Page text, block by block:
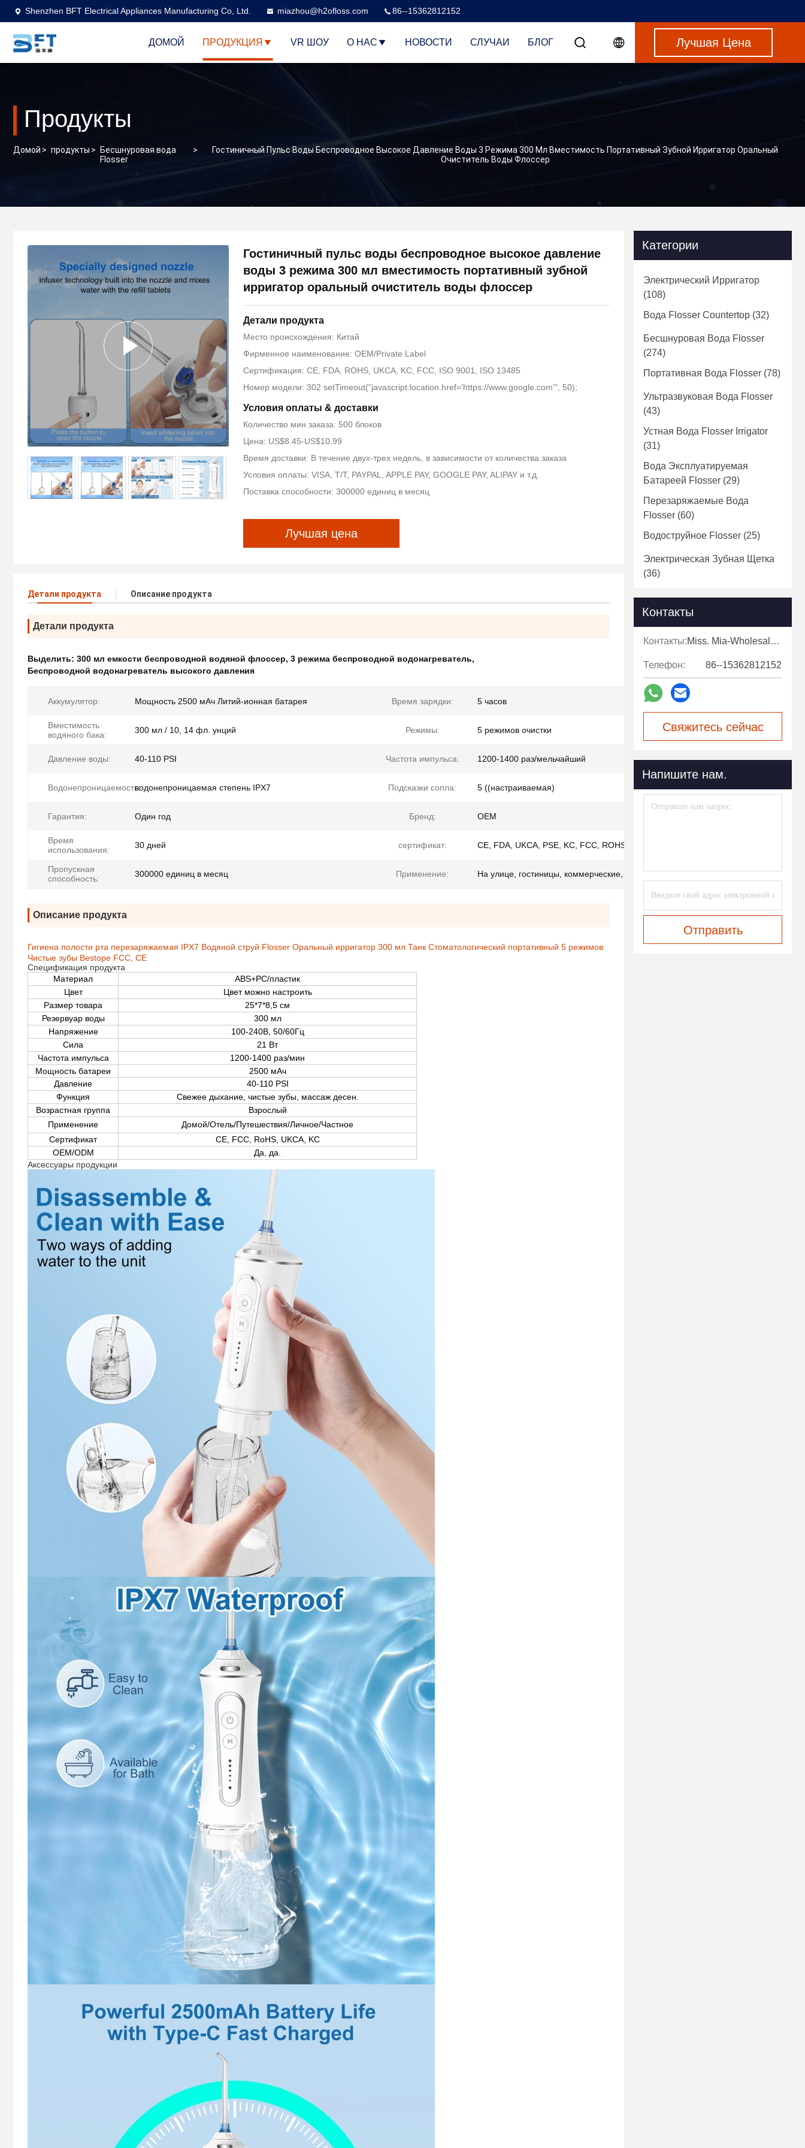
Shenzhen BFT Electrical Appliances Manufacturing Co, Ltd. miazhou@h2ofloss.com 86--15362812152
ДОМОЙ ПРОДУКЦИЯ VR ШОУ О НАС НОВОСТИ СЛУЧАИ БЛОГ Лучшая Цена
Продукты
Домой > продукты >
Бесшнуровая вода
Flosser
>
Гостиничный Пульс Воды Беспроводное Высокое Давление Воды 3 Режима 300 Мл Вместимость Портативный Зубной Ирригатор Оральный
Очиститель Воды Флоссер
Гостиничный пульс воды беспроводное высокое давление
воды 3 режима 300 мл вместимость портативный зубной
ирригатор оральный очиститель воды флоссер
Детали продукта
Место происхождения: Китай
Фирменное наименование: OEM/Private Label
Сертификация: CE, FDA, ROHS, UKCA, KC, FCC, ISO 9001, ISO 13485
Номер модели: 302 setTimeout("javascript:location.href='https://www.google.com'", 50);
Условия оплаты & доставки
Количество мин заказа: 500 блоков
Цена: US$8.45-US$10.99
Время доставки: В течение двух-трех недель, в зависимости от количества заказа
Условия оплаты: VISA, T/T, PAYPAL, APPLE PAY, GOOGLE PAY, ALIPAY и т.д.
Поставка способности: 300000 единиц в месяц
Лучшая цена
Детали продукта Описание продукта
Детали продукта
Выделить: 300 мл емкости беспроводной водяной флоссер, 3 режима беспроводной водонагреватель,
Беспроводной водонагреватель высокого давления
Аккумулятор: Мощность 2500 мАч Литий-ионная батарея Время зарядки: 5 часов
Вместимость
водяного бака:
300 мл / 10, 14 фл. унций Режимы: 5 режимов очистки
Давление воды: 40-110 PSI Частота импульса: 1200-1400 раз/мельчайший
Водонепроницаемость:водонепроницаемая степень IPX7 Подсказки сопла: 5 ((настраиваемая)
Гарантия: Один год Бренд: OEM
Время
использования:
30 дней сертификат: CE, FDA, UKCA, PSE, KC, FCC, ROHS,ISO9001, IS013485
Пропускная
способность:
300000 единиц в месяц Применение: На улице, гостиницы, коммерческие, бытовые
Описание продукта
Гигиена полости рта перезаряжаемая IPX7 Водяной струй Flosser Оральный ирригатор 300 мл Танк Стоматологический портативный 5 режимов
Чистые зубы Bestope FCC, CE
Спецификация продукта
Материал
ABS+PC/пластик
Цвет
Цвет можно настроить
Размер товара
25*7*8,5 см
Резервуар воды
300 мл
Напряжение
100-240В, 50/60Гц
Сила
21 Вт
Частота импульса
1200-1400 раз/мин
Мощность батареи
2500 мАч
Давление
40-110 PSI
Функция
Свежее дыхание, чистые зубы, массаж десен.
Возрастная группа
Взрослый
Применение
Домой/Отель/Путешествия/Личное/Частное
Сертификат
CE, FCC, RoHS, UKCA, KC
OEM/ODM
Да, да.
Аксессуары продукции
Категории
Электрический Ирригатор
(108)
Вода Flosser Countertop (32)
Бесшнуровая Вода Flosser
(274)
Портативная Вода Flosser (78)
Ультразвуковая Вода Flosser
(43)
Устная Вода Flosser Irrigator
(31)
Вода Эксплуатируемая
Батареей Flosser (29)
Перезаряжаемые Вода
Flosser (60)
Водоструйное Flosser (25)
Электрическая Зубная Щетка
(36)
Контакты
Контакты: Miss. Mia-Wholesale Sales Expert
Телефон: 86--15362812152
Свяжитесь сейчас
Напишите нам.
Отправить